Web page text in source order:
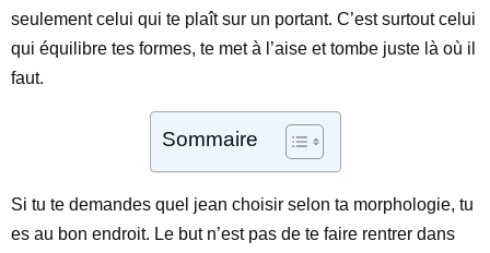
seulement celui qui te plaît sur un portant. C’est surtout celui
qui équilibre tes formes, te met à l’aise et tombe juste là où il
faut.
Sommaire
Si tu te demandes quel jean choisir selon ta morphologie, tu
es au bon endroit. Le but n’est pas de te faire rentrer dans